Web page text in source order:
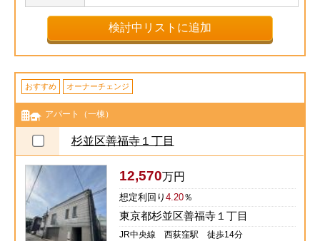
検討中リストに追加
おすすめ オーナーチェンジ
アパート（一棟）
杉並区善福寺１丁目
12,570万円
想定利回り4.20％
東京都杉並区善福寺１丁目
JR中央線 西荻窪駅 徒歩14分